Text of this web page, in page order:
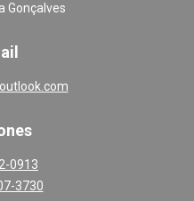
Gonçalves
0913
3730